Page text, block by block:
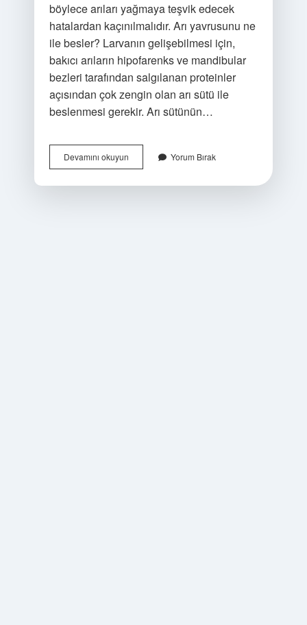
böylece arıları yağmaya teşvik edecek
hatalardan kaçınılmalıdır. Arı yavrusunu ne
ile besler? Larvanın gelişebilmesi için,
bakıcı arıların hipofarenks ve mandibular
bezleri tarafından salgılanan proteinler
açısından çok zengin olan arı sütü ile
beslenmesi gerekir. Arı sütünün…
Devamını okuyunArının
Yavru
Yorum Bırak